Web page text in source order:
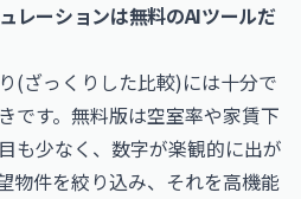
レーションは無料のAIツールだ
(ざっくりした比較)には十分で
です。無料版は空室率や家賃下
も少なく、数字が楽観的に出が
物件を絞り込み、それを高機能